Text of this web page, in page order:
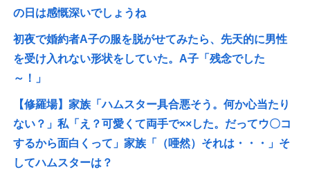
の日は感慨深いでしょうね
初夜で婚約者A子の服を脱がせてみたら、先天的に男性
を受け入れない形状をしていた。A子「残念でした
～！」
【修羅場】家族「ハムスター具合悪そう。何か心当たり
ない？」私「え？可愛くて両手で××した。だってウ〇コ
するから面白くって」家族「（唖然）それは・・・」そ
してハムスターは？